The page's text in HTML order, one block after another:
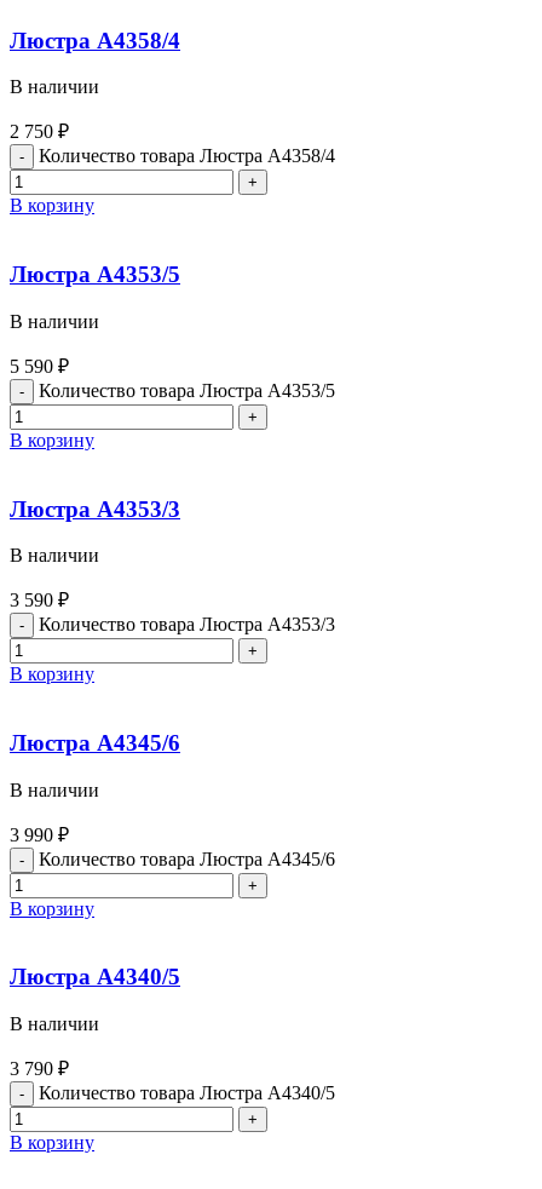
Люстра A4358/4
В наличии
2 750 ₽
Количество товара Люстра A4358/4
В корзину
Люстра A4353/5
В наличии
5 590 ₽
Количество товара Люстра A4353/5
В корзину
Люстра A4353/3
В наличии
3 590 ₽
Количество товара Люстра A4353/3
В корзину
Люстра A4345/6
В наличии
3 990 ₽
Количество товара Люстра A4345/6
В корзину
Люстра A4340/5
В наличии
3 790 ₽
Количество товара Люстра A4340/5
В корзину